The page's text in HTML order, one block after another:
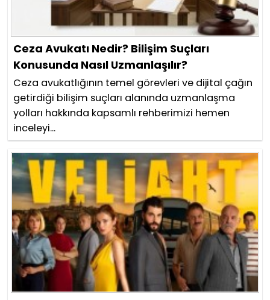
Ceza Avukatı Nedir? Bilişim Suçları
Konusunda Nasıl Uzmanlaşılır?
Ceza avukatlığının temel görevleri ve dijital çağın
getirdiği bilişim suçları alanında uzmanlaşma
yolları hakkında kapsamlı rehberimizi hemen
inceleyi...